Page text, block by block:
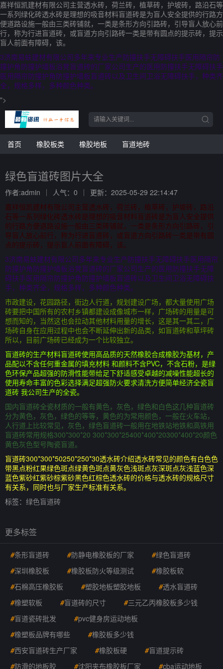
嘉祥恒凯建材有限公司主营透水砖，荷兰砖，植草砖，护坡砖，路沿石等
一系列绿化砖透水砖是理想的吸音材料盲道砖是为盲人安全提供的行路方
便道路设施一般由三类砖铺就，一类是条形方向引路砖，引导盲人放心前
行，称为行进盲道砖，或盲道方向引路砖一类是带有圆点的提示砖，提示
盲人前面有障碍，该。
3济南易蚨建材有限公司多年来专业生产防撞扶手无障碍扶手医用隔帘防
撞护角防撞护墙板浴凳盲道砖的厂家公司生产的医用防撞扶手无障碍扶手
医用隔帘防撞护角防撞护墙板盲道砖以及卫生间卫浴无障碍扶手，种类齐
全，规格多样，多种颜色种类。
">
首页 橡胶板类 橡胶地板 盲道地砖
绿色盲道砖图片大全
作者:admin 人气：0
更新：2025-05-29 22:14:47
嘉祥恒凯建材有限公司主营透水砖，荷兰砖，植草砖，护坡砖，路沿
石等一系列绿化砖透水砖是理想的吸音材料盲道砖是为盲人安全提供
的行路方便道路设施一般由三类砖铺就，一类是条形方向引路砖，引
导盲人放心前行，称为行进盲道砖，或盲道方向引路砖一类是带有圆
点的提示砖，提示盲人前面有障碍，该。
3济南易蚨建材有限公司多年来专业生产防撞扶手无障碍扶手医用隔帘
防撞护角防撞护墙板浴凳盲道砖的厂家公司生产的医用防撞扶手无障
碍扶手医用隔帘防撞护角防撞护墙板盲道砖以及卫生间卫浴无障碍扶
手，种类齐全，规格多样，多种颜色种类。
市政建设，花园路径，街边人行道，规划建设广场，都大量使用广场
砖要把中国所有的农村乡镇都建设成像城市一样，广场砖的用量是可
想而知的，当然这也会拉动其他材料用量的增长，这是其一其二，广
场砖自身在应用过程中也会不断延伸出新的品类，如盲道砖和草坪砖
所以，目前广场砖已经成为一个比较独立。
盲道砖的生产材料盲道砖使用高品质的天然橡胶合成橡胶为基材，产
品配以不含任何重金属的填充材料 和颜料不含PVC，不含石粉，是绿
色环保产品超强的防滑性能带给足下舒适感受卓越的减噪性能超长的
使用寿命丰富的色彩选择满足超强防火要求清洗方便简单经济全瓷盲
道砖 我公司生产的全瓷。
国内盲道砖全瓷材质的一般有黄色，灰色，绿色和白色这几种盲道砖
分为黄色，灰色，绿色的等等，黄色的为常用颜色，一般在火车站，
人行道上比较常见，灰色，绿色盲道砖一般用在地铁站地铁和高铁用
盲道砖常用规格300*300*20 300*300*25400*400*20300*400*20颜色
黄色灰色型号陶瓷盲道。
盲道砖300*300*50250*250*30透水砖介绍透水砖常见的颜色有白色色
带黑点粉红果绿色斑点绿黄色斑点黄灰色浅斑点灰深斑点灰浅蓝色深
蓝色紫砂红紫砂棕紫砂黑色红棕色透水砖的价格与透水砖的规格尺寸
有关系，同时也与厂家生产标准有关系。
标签： 绿色盲道砖
更多标签
#条形盲道砖 #防静电橡胶板的厂家 #绿色盲道砖
#深圳橡胶板 #橡胶板防火等级测试 #橡胶板软
#石棉高压橡胶板 #塑胶地板塑胶地板 #透水盲道砖
#橡塑软板 #盲道砖的尺寸 #三元乙丙橡胶板多少钱
#盲道瓷砖批发 #pvc健身房运动地板
#橡塑板品牌有哪些 #橡胶板多少钱
#西安盲道砖生产厂家 #橡胶板硬 #盲道提示砖
#防滑的地板胶 #沈阳夹布橡胶板厂家 #cba运动地板